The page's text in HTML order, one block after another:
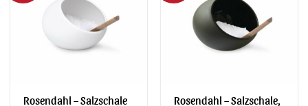
Rosendahl – Salzschale
Rosendahl – Salzschale,